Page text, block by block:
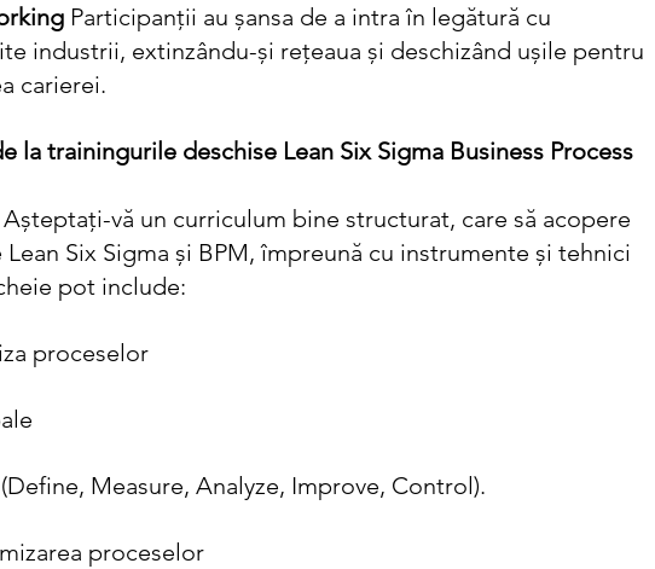
Participanții au șansa de a intra în legătură cu
industrii, extinzându-și rețeaua și deschizând ușile pentru
carierei.
la trainingurile deschise Lean Six Sigma Business Process
Așteptați-vă un curriculum bine structurat, care să acopere
Six Sigma și BPM, împreună cu instrumente și tehnici
pot include:
proceselor
Measure, Analyze, Improve, Control).
proceselor